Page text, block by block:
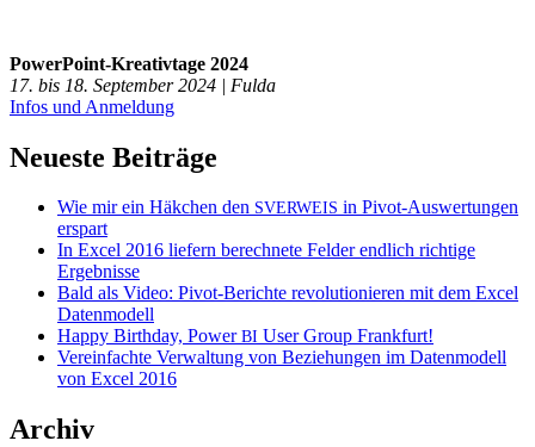
PowerPoint-Kreativtage 2024
17. bis 18. September 2024 | Fulda
Infos und Anmeldung
Neueste Beiträge
Wie mir ein Häkchen den SVERWEIS in Pivot-Auswertungen
erspart
In Excel 2016 liefern berechnete Felder endlich richtige
Ergebnisse
Bald als Video: Pivot-Berichte revolutionieren mit dem Excel
Datenmodell
Happy Birthday, PowerBI User Group Frankfurt!
Vereinfachte Verwaltung von Beziehungen im Datenmodell
von Excel 2016
Archiv